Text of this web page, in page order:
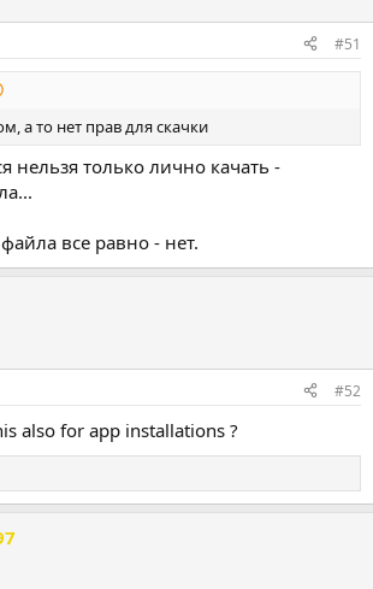
#51
а то нет прав для скачки
нельзя только лично качать -
все равно - нет.
#52
also for app installations ?